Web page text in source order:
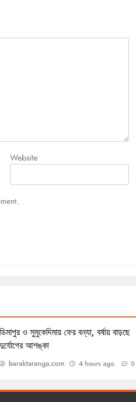
Website
ডিমাপুর ও সুমুকেদিমায় ফের বন্যা, বর্ষায় বাড়ছে
দুর্যোগের আশঙ্কা
baraktaranga.com 4 hours ago 0